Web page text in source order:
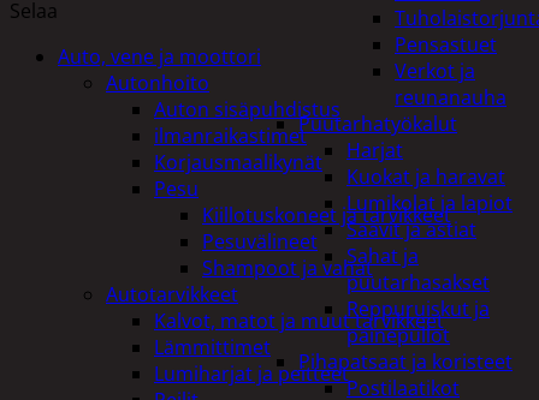
Pensastuet
Verkot ja
reunanauha
Puutarhatyökalut
Harjat
Kuokat ja haravat
Lumikolat ja lapiot
Saavit ja astiat
Sahat ja
puutarhasakset
Reppuruiskut ja
painepullot
Pihapatsaat ja koristeet
Postilaatikot
Selaa
Auto, vene ja moottori
Autonhoito
Auton sisäpuhdistus
ilmanraikastimet
Korjausmaalikynät
Pesu
Kiillotuskoneet ja tarvikkeet
Pesuvälineet
Shampoot ja vahat
Autotarvikkeet
Kalvot, matot ja muut tarvikkeet
Lämmittimet
Lumiharjat ja peitteet